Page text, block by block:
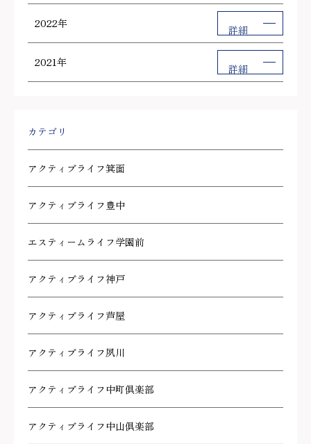
2022年 詳細
2021年 詳細
カテゴリ
アクティブライフ箕面
アクティブライフ豊中
エスティームライフ学園前
アクティブライフ神戸
アクティブライフ芦屋
アクティブライフ夙川
アクティブライフ中町倶楽部
アクティブライフ中山倶楽部